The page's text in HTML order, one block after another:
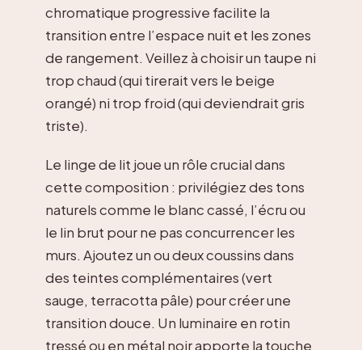
chromatique progressive facilite la
transition entre l’espace nuit et les zones
de rangement. Veillez à choisir un taupe ni
trop chaud (qui tirerait vers le beige
orangé) ni trop froid (qui deviendrait gris
triste).
Le linge de lit joue un rôle crucial dans
cette composition : privilégiez des tons
naturels comme le blanc cassé, l’écru ou
le lin brut pour ne pas concurrencer les
murs. Ajoutez un ou deux coussins dans
des teintes complémentaires (vert
sauge, terracotta pâle) pour créer une
transition douce. Un luminaire en rotin
tressé ou en métal noir apporte la touche